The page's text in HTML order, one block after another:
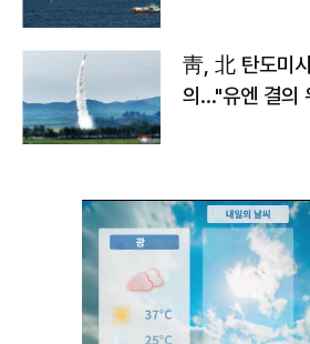
靑, 北 탄도미
의…"유엔 결의